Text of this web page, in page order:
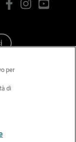
FacebookInstagram
per
di